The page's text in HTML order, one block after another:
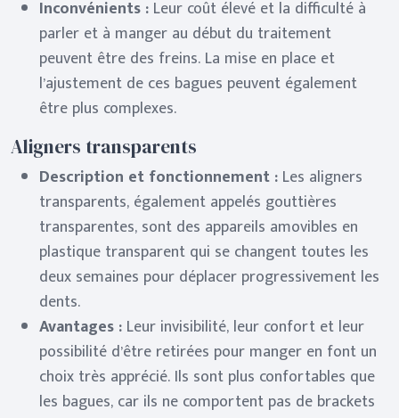
Inconvénients : Leur coût élevé et la difficulté à
parler et à manger au début du traitement
peuvent être des freins. La mise en place et
l’ajustement de ces bagues peuvent également
être plus complexes.
Aligners transparents
Description et fonctionnement : Les aligners
transparents, également appelés gouttières
transparentes, sont des appareils amovibles en
plastique transparent qui se changent toutes les
deux semaines pour déplacer progressivement les
dents.
Avantages : Leur invisibilité, leur confort et leur
possibilité d’être retirées pour manger en font un
choix très apprécié. Ils sont plus confortables que
les bagues, car ils ne comportent pas de brackets